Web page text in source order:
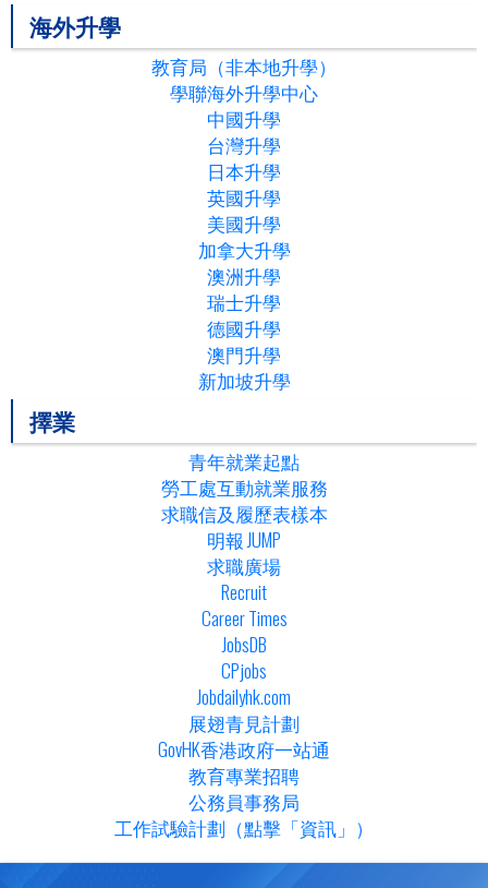
海外升學
教育局（非本地升學）
學聯海外升學中心
中國升學
台灣升學
日本升學
英國升學
美國升學
加拿大升學
澳洲升學
瑞士升學
德國升學
澳門升學
新加坡升學
擇業
青年就業起點
勞工處互動就業服務
求職信及履歷表樣本
明報 JUMP
求職廣場
Recruit
Career Times
JobsDB
CPjobs
Jobdailyhk.com
展翅青見計劃
GovHK香港政府一站通
教育專業招聘
公務員事務局
工作試驗計劃（點擊「資訊」）